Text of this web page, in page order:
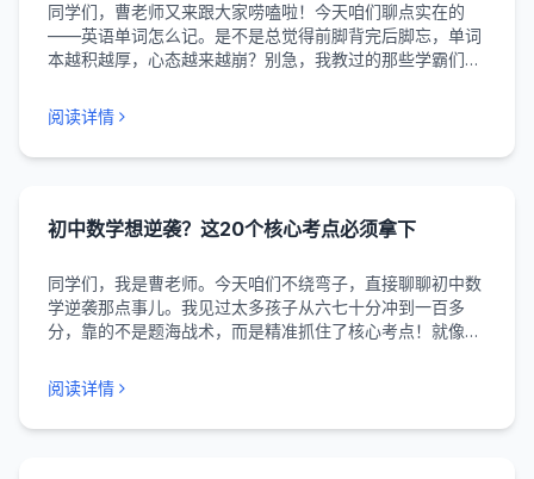
同学们，曹老师又来跟大家唠嗑啦！今天咱们聊点实在的
——英语单词怎么记。是不是总觉得前脚背完后脚忘，单词
本越积越厚，心态越来越崩？别急，我教过的那些学霸们
笔记本，偷偷学两招！ 首先，咱们得明白一个道理：死记硬
背就像...
阅读详情
初中数学想逆袭？这20个核心考点必须拿下
同学们，我是曹老师。今天咱们不绕弯子，直接聊聊初中数
学逆袭那点事儿。我见过太多孩子从六七十分冲到一百多
分，靠的不是题海战术，而是精准抓住了核心考点！就像挖
孩子，数学一直在及格线徘徊。后来我让他专门整理这20个
核心...
阅读详情